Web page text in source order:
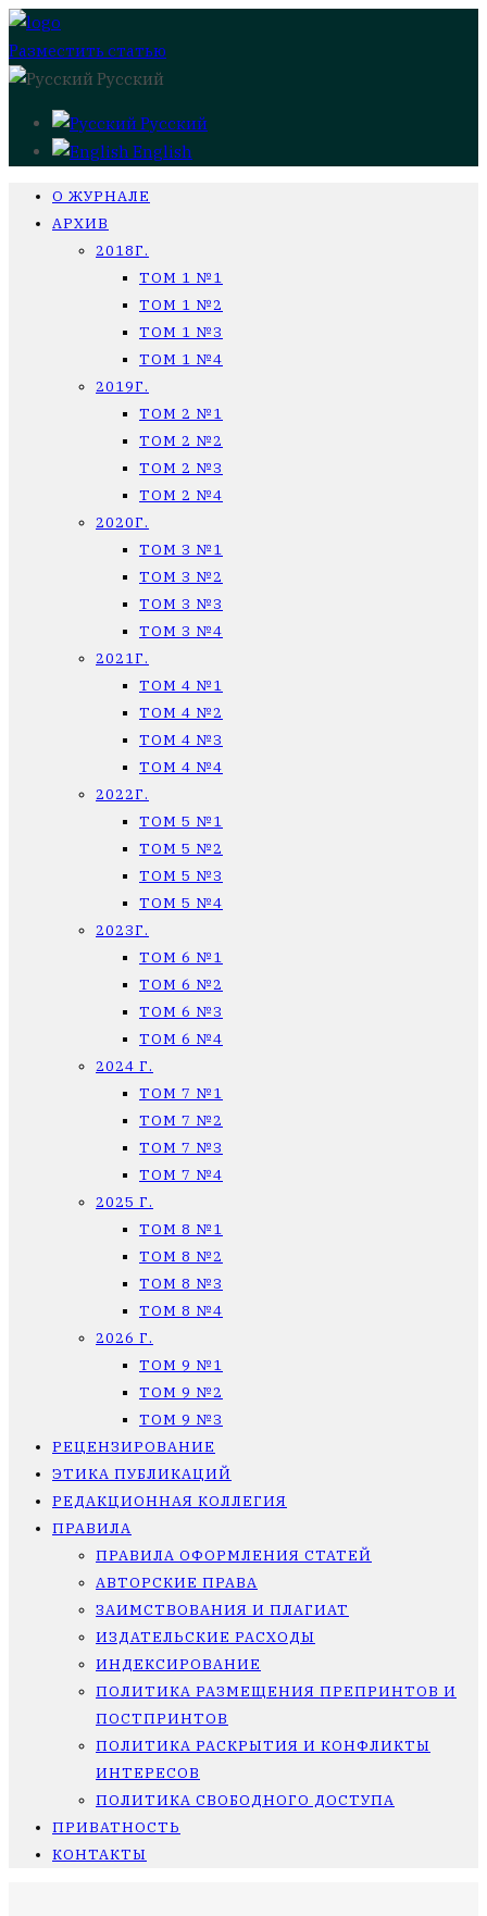
Разместить статью
Русский
Русский
English
О ЖУРНАЛЕ
АРХИВ
2018Г.
ТОМ 1 №1
ТОМ 1 №2
ТОМ 1 №3
ТОМ 1 №4
2019Г.
ТОМ 2 №1
ТОМ 2 №2
ТОМ 2 №3
ТОМ 2 №4
2020Г.
ТОМ 3 №1
ТОМ 3 №2
ТОМ 3 №3
ТОМ 3 №4
2021Г.
ТОМ 4 №1
ТОМ 4 №2
ТОМ 4 №3
ТОМ 4 №4
2022Г.
ТОМ 5 №1
ТОМ 5 №2
ТОМ 5 №3
ТОМ 5 №4
2023Г.
ТОМ 6 №1
ТОМ 6 №2
ТОМ 6 №3
ТОМ 6 №4
2024 Г.
ТОМ 7 №1
ТОМ 7 №2
ТОМ 7 №3
ТОМ 7 №4
2025 Г.
ТОМ 8 №1
ТОМ 8 №2
ТОМ 8 №3
ТОМ 8 №4
2026 Г.
ТОМ 9 №1
ТОМ 9 №2
ТОМ 9 №3
РЕЦЕНЗИРОВАНИЕ
ЭТИКА ПУБЛИКАЦИЙ
РЕДАКЦИОННАЯ КОЛЛЕГИЯ
ПРАВИЛА
ПРАВИЛА ОФОРМЛЕНИЯ СТАТЕЙ
АВТОРСКИЕ ПРАВА
ЗАИМСТВОВАНИЯ И ПЛАГИАТ
ИЗДАТЕЛЬСКИЕ РАСХОДЫ
ИНДЕКСИРОВАНИЕ
ПОЛИТИКА РАЗМЕЩЕНИЯ ПРЕПРИНТОВ И
ПОСТПРИНТОВ
ПОЛИТИКА РАСКРЫТИЯ И КОНФЛИКТЫ
ИНТЕРЕСОВ
ПОЛИТИКА СВОБОДНОГО ДОСТУПА
ПРИВАТНОСТЬ
КОНТАКТЫ